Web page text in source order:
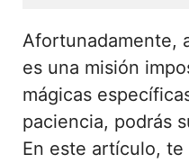
Afortunadamente,
es una misión
mágicas
paciencia, podrás
En este artículo, te